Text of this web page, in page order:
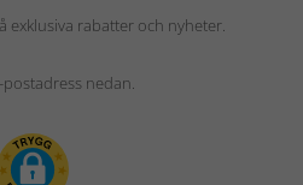
exklusiva rabatter och nyheter.
postadress nedan.